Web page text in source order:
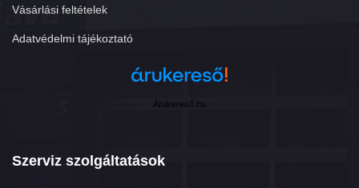
Vásárlási feltételek
Adatvédelmi tájékoztató
Árukereső.hu
Szerviz szolgáltatások